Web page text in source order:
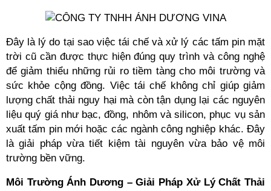
Đây là lý do tại sao việc tái chế và xử lý các tấm pin mặt
trời cũ cần được thực hiện đúng quy trình và công nghệ
để giảm thiểu những rủi ro tiềm tàng cho môi trường và
sức khỏe cộng đồng. Việc tái chế không chỉ giúp giảm
lượng chất thải nguy hại mà còn tận dụng lại các nguyên
liệu quý giá như bạc, đồng, nhôm và silicon, phục vụ sản
xuất tấm pin mới hoặc các ngành công nghiệp khác. Đây
là giải pháp vừa tiết kiệm tài nguyên vừa bảo vệ môi
trường bền vững.
Môi Trường Ánh Dương – Giải Pháp Xử Lý Chất Thải